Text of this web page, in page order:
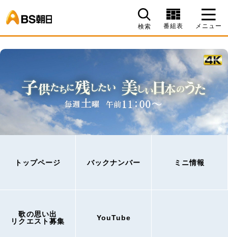
検索 番組表 メニュー
トップページ バックナンバー ミニ情報
歌の思い出
リクエスト募集
YouTube